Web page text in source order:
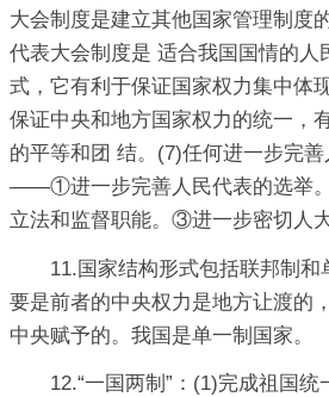
大会制度是建立其他国家管理制度
代表大会制度是 适合我国国情的人
式，它有利于保证国家权力集中体
保证中央和地方国家权力的统一，
的平等和团 结。(7)任何进一步完
——①进一步完善人民代表的选举
立法和监督职能。③进一步密切人
11.国家结构形式包括联邦制和
要是前者的中央权力是地方让渡的
中央赋予的。我国是单一制国家。
12.“一国两制”：(1)完成祖国统